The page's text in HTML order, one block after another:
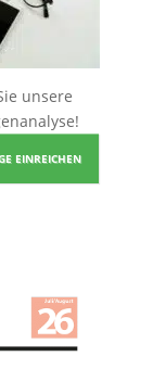
unsere
EINREICHEN